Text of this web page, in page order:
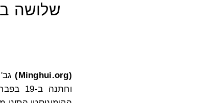
שלושה
(Minghui.org)
וחתנה ב-19 בפברואר 2025, בשל אמונתם ב